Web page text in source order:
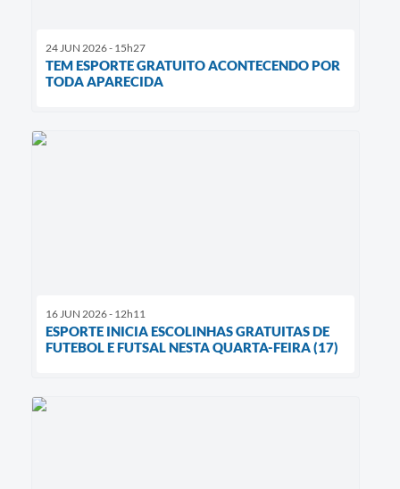
24 JUN 2026 - 15h27
TEM ESPORTE GRATUITO ACONTECENDO POR
TODA APARECIDA
16 JUN 2026 - 12h11
ESPORTE INICIA ESCOLINHAS GRATUITAS DE
FUTEBOL E FUTSAL NESTA QUARTA-FEIRA (17)